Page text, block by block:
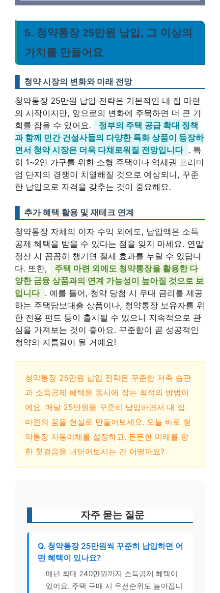
5. 청약통장 25만원 납입, 그 이상의
가치를 만들어요
청약 시장의 변화와 미래 전망
청약통장 25만원 납입 전략은 기본적인 내 집 마련
의 시작이지만, 앞으로의 변화에 주목하면 더 큰 기
회를 잡을 수 있어요.
정부의 주택 공급 확대 정책
과 함께 민간 건설사들의 다양한 특화 상품이 등장하
면서 청약 시장은 더욱 다채로워질 전망입니다 . 특
히 1~2인 가구를 위한 소형 주택이나 역세권 프리미
엄 단지의 경쟁이 치열해질 것으로 예상되니, 꾸준
한 납입으로 자격을 갖추는 것이 중요해요.
추가 혜택 활용 및 재테크 연계
청약통장 자체의 이자 수익 외에도, 납입액은 소득
공제 혜택을 받을 수 있다는 점을 잊지 마세요. 연말
정산 시 꼼꼼히 챙기면 절세 효과를 누릴 수 있답니
다. 또한,
주택 마련 외에도 청약통장을 활용한 다
양한 금융 상품과의 연계 가능성이 높아질 것으로 보
입니다 . 예를 들어, 청약 당첨 시 우대 금리를 제공
하는 주택담보대출 상품이나, 청약통장 보유자를 위
한 전용 펀드 등이 출시될 수 있으니 지속적으로 관
심을 가져보는 것이 좋아요. 꾸준함이 곧 성공적인
청약의 지름길이 될 거예요!
청약통장 25만원 납입 전략은 꾸준한 저축 습관
과 소득공제 혜택을 동시에 잡는 최적의 방법이
에요. 매달 25만원을 꾸준히 납입하면서 내 집
마련의 꿈을 현실로 만들어보세요. 오늘 바로 청
약통장 자동이체를 설정하고, 든든한 미래를 향
한 첫걸음을 내딛어보시는 건 어떨까요?
자주 묻는 질문
Q. 청약통장 25만원씩 꾸준히 납입하면 어
떤 혜택이 있나요?
매년 최대 240만원까지 소득공제 혜택이
있어요. 주택 구매 시 우선순위도 높아집니